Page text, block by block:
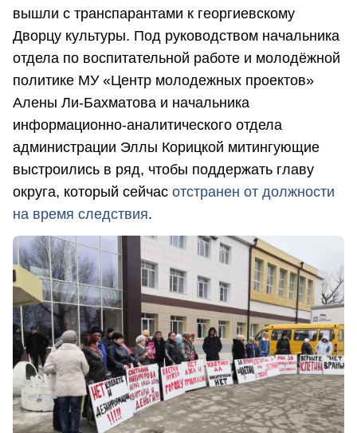
вышли с транспарантами к георгиевскому
Дворцу культуры. Под руководством начальника
отдела по воспитательной работе и молодёжной
политике МУ «Центр молодежных проектов»
Алены Ли-Бахматова и начальника
информационно-аналитического отдела
администрации Эллы Корицкой митингующие
выстроились в ряд, чтобы поддержать главу
округа, который сейчас отстранен от должности
на время следствия.